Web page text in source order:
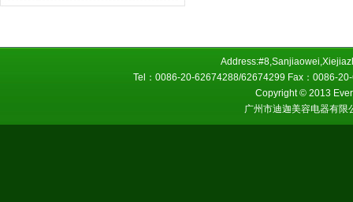
Tel：0086-20-62674288/62674299 Fax：0086-
Copyright © 2013
广州市迪迦美容电器有限